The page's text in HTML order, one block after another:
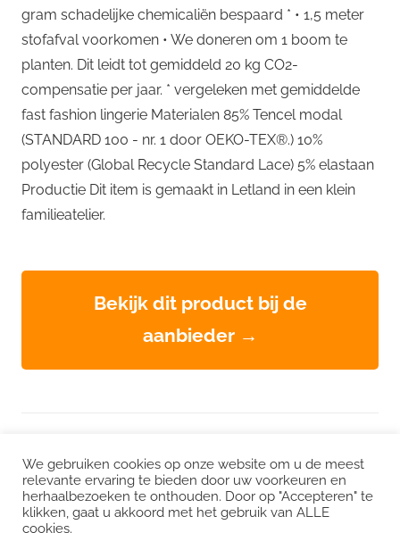
gram schadelijke chemicaliën bespaard * • 1,5 meter
stofafval voorkomen • We doneren om 1 boom te
planten. Dit leidt tot gemiddeld 20 kg CO2-
compensatie per jaar. * vergeleken met gemiddelde
fast fashion lingerie Materialen 85% Tencel modal
(STANDARD 100 - nr. 1 door OEKO-TEX®.) 10%
polyester (Global Recycle Standard Lace) 5% elastaan
Productie Dit item is gemaakt in Letland in een klein
familieatelier.
Bekijk dit product bij de
aanbieder →
Instagram|Facebook| LinkedIn |Twitter
We gebruiken cookies op onze website om u de meest
relevante ervaring te bieden door uw voorkeuren en
herhaalbezoeken te onthouden. Door op "Accepteren" te
klikken, gaat u akkoord met het gebruik van ALLE
cookies.